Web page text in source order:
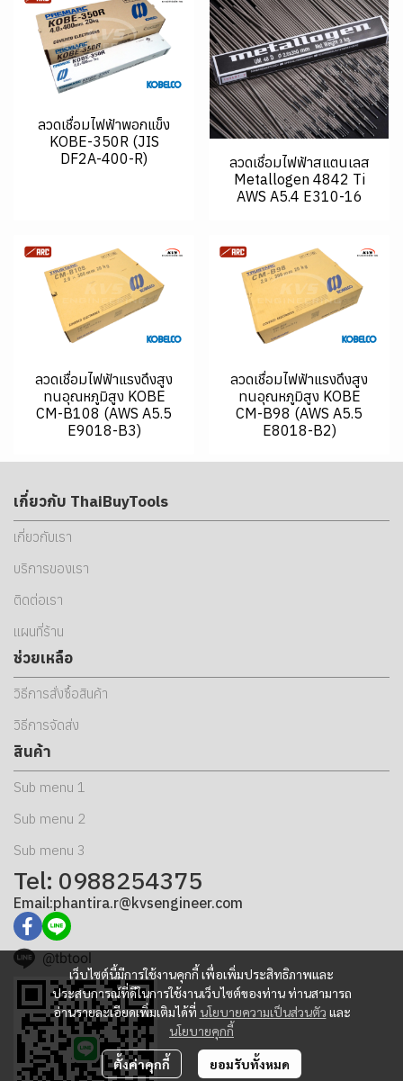
ลวดเชื่อมไฟฟ้าพอกแข็ง
KOBE-350R (JIS
DF2A-400-R)
ลวดเชื่อมไฟฟ้าสแตนเลส
Metallogen 4842 Ti
AWS A5.4 E310-16
ลวดเชื่อมไฟฟ้าแรงดึงสูง
ทนอุณหภูมิสูง KOBE
CM-B108 (AWS A5.5
E9018-B3)
ลวดเชื่อมไฟฟ้าแรงดึงสูง
ทนอุณหภูมิสูง KOBE
CM-B98 (AWS A5.5
E8018-B2)
เว็บไซต์นี้มีการใช้งานคุกกี้ เพื่อเพิ่มประสิทธิภาพและ
ประสบการณ์ที่ดีในการใช้งานเว็บไซต์ของท่าน ท่านสามารถ
อ่านรายละเอียดเพิ่มเติมได้ที่ นโยบายความเป็นส่วนตัว และ
นโยบายคุกกี้
ตั้งค่าคุกกี้ ยอมรับทั้งหมด
เกี่ยวกับ ThaiBuyTools
เกี่ยวกับเรา
บริการของเรา
ติดต่อเรา
แผนที่ร้าน
ช่วยเหลือ
วิธีการสั่งซื้อสินค้า
วิธีการจัดส่ง
สินค้า
Sub menu 1
Sub menu 2
Sub menu 3
Tel: 0988254375
Email:phantira.r@kvsengineer.com
@tbtool